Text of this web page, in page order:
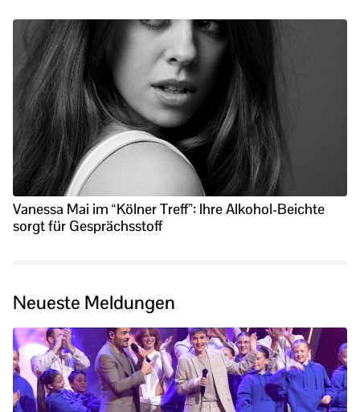
Vanessa Mai im “Kölner Treff”: Ihre Alkohol-Beichte
sorgt für Gesprächsstoff
Neueste Meldungen